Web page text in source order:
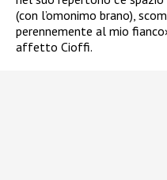
(con l’omonimo brano),
perennemente al mio
affetto Cioffi.